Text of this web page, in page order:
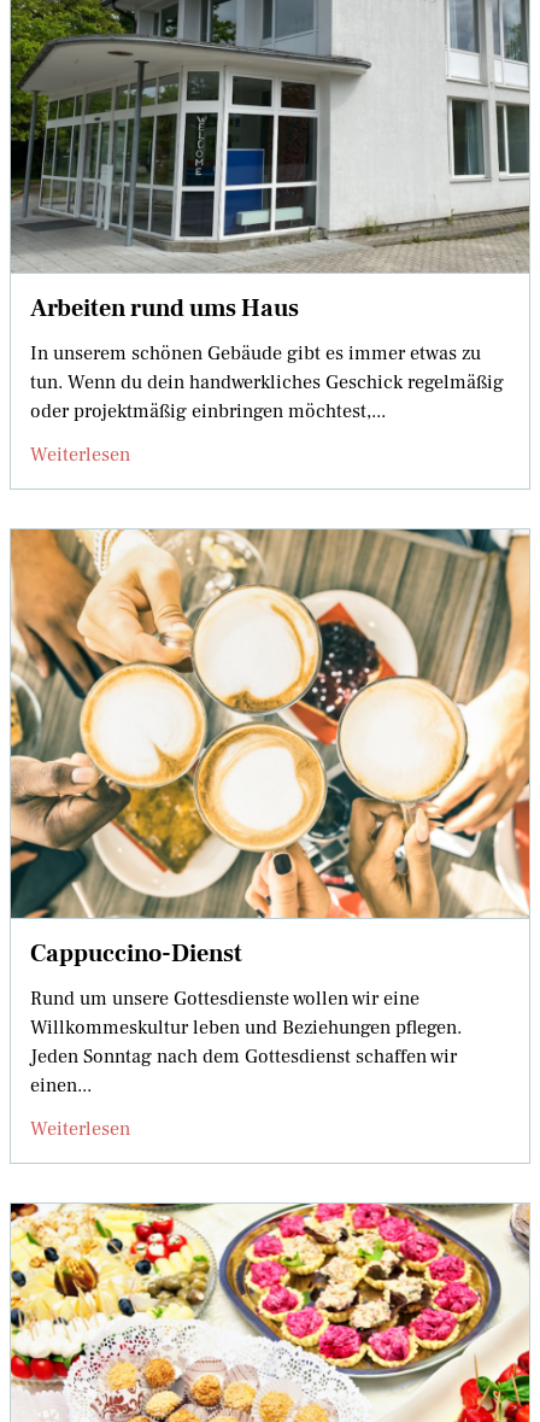
Arbeiten rund ums Haus
In unserem schönen Gebäude gibt es immer etwas zu
tun. Wenn du dein handwerkliches Geschick regelmäßig
oder projektmäßig einbringen möchtest,...
Weiterlesen
Cappuccino-Dienst
Rund um unsere Gottesdienste wollen wir eine
Willkommeskultur leben und Beziehungen pflegen.
Jeden Sonntag nach dem Gottesdienst schaffen wir
einen...
Weiterlesen